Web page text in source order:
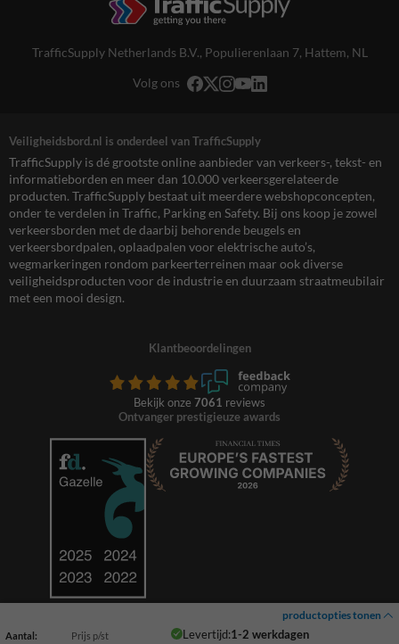
productopties tonen
Aantal: Prijs p/st Levertijd:1-2 werkdagen
TrafficSupply Netherlands B.V., Populierenlaan 7, Hattem, NL
Volg ons
Veiligheidsbord.nl is onderdeel van TrafficSupply
TrafficSupply is dé grootste online aanbieder van verkeers-, tekst- en
informatieborden en meer dan 10.000 verkeersgerelateerde
producten. TrafficSupply bestaat uit meerdere webshopconcepten,
onder te verdelen in Traffic, Parking en Safety. Bij ons koop je zowel
verkeersborden met de daarbij behorende beugels en
verkeersbordpalen, oplaadpalen voor elektrische auto’s,
wegmarkeringen rondom parkeerterreinen maar ook diverse
veiligheidsproducten voor de industrie en duurzaam straatmeubilair
met een mooi design.
Klantbeoordelingen
Bekijk onze 7061 reviews
Ontvanger prestigieuze awards